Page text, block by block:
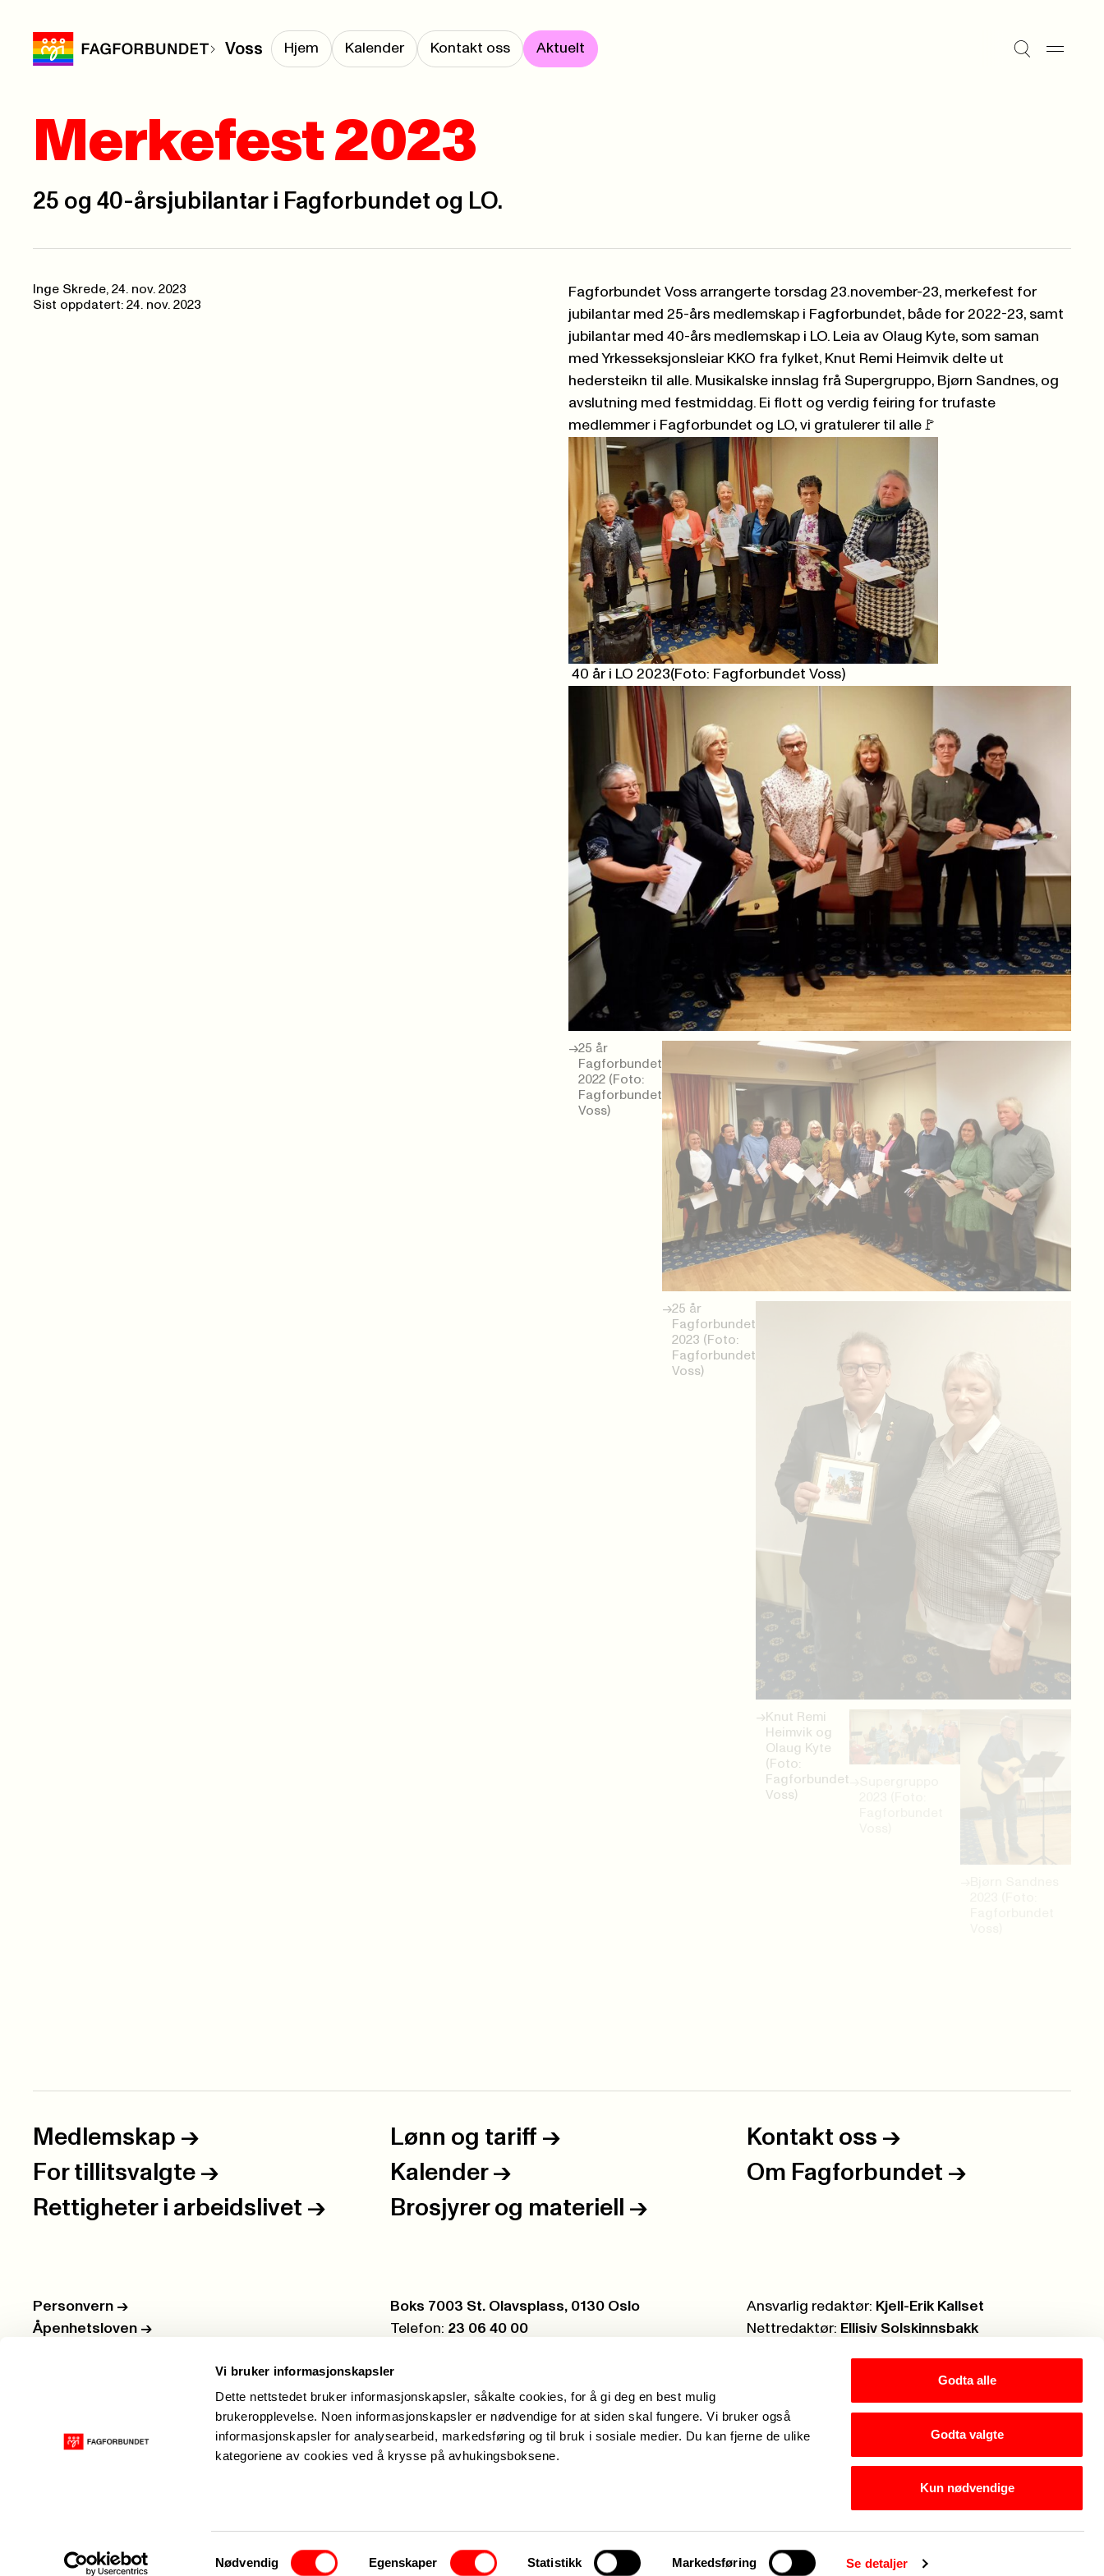
Vi bruker informasjonskapsler
Dette nettstedet bruker informasjonskapsler, såkalte cookies, for å gi deg en best mulig
brukeropplevelse. Noen informasjonskapsler er nødvendige for at siden skal fungere. Vi bruker også
informasjonskapsler for analysearbeid, markedsføring og til bruk i sosiale medier. Du kan fjerne de ulike
kategoriene av cookies ved å krysse på avhukingsboksene.
Samtykkevalg
Nødvendig Egenskaper Statistikk Markedsføring Se detaljer
Godta alle
Godta valgte
Kun nødvendige
Voss Hjem Kalender Kontakt oss Aktuelt
Merkefest 2023
25 og 40-årsjubilantar i Fagforbundet og LO.
Inge Skrede, 24. nov. 2023
Sist oppdatert: 24. nov. 2023
Fagforbundet Voss arrangerte torsdag 23.november-23, merkefest for
jubilantar med 25-års medlemskap i Fagforbundet, både for 2022-23, samt
jubilantar med 40-års medlemskap i LO. Leia av Olaug Kyte, som saman
med Yrkesseksjonsleiar KKO fra fylket, Knut Remi Heimvik delte ut
hedersteikn til alle. Musikalske innslag frå Supergruppo, Bjørn Sandnes, og
avslutning med festmiddag. Ei flott og verdig feiring for trufaste
medlemmer i Fagforbundet og LO, vi gratulerer til alle🚩
40 år i LO 2023(Foto: Fagforbundet Voss)
25 år
Fagforbundet
2022 (Foto:
Fagforbundet
Voss)
25 år
Fagforbundet
2023 (Foto:
Fagforbundet
Voss)
Knut Remi
Heimvik og
Olaug Kyte
(Foto:
Fagforbundet
Voss)
Hei, jeg er Fagforbundets chatbot. Hva kan jeg hjelpe med?
Medlemskap -> Lønn og tariff -> Kontakt oss ->
For tillitsvalgte -> Kalender -> Om Fagforbundet ->
Rettigheter i arbeidslivet -> Brosjyrer og materiell ->
Personvern ->
Åpenhetsloven ->
Postboks:
Boks 7003 St. Olavsplass, 0130 Oslo
Telefon: 23 06 40 00
Ansvarlig redaktør: Kjell-Erik Kallset
Nettredaktør: Ellisiv Solskinnsbakk